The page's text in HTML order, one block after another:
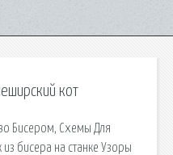
кот
Бисером, Схемы Для
бисера на станке Узоры